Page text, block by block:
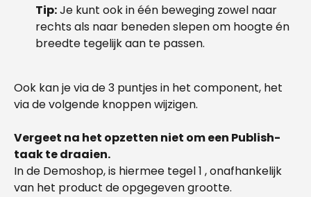
Tip: Je kunt ook in één beweging zowel naar
rechts als naar beneden slepen om hoogte én
breedte tegelijk aan te passen.
Ook kan je via de 3 puntjes in het component, het
via de volgende knoppen wijzigen.
Vergeet na het opzetten niet om een Publish-
taak te draaien.
In de Demoshop, is hiermee tegel 1 , onafhankelijk
van het product de opgegeven grootte.